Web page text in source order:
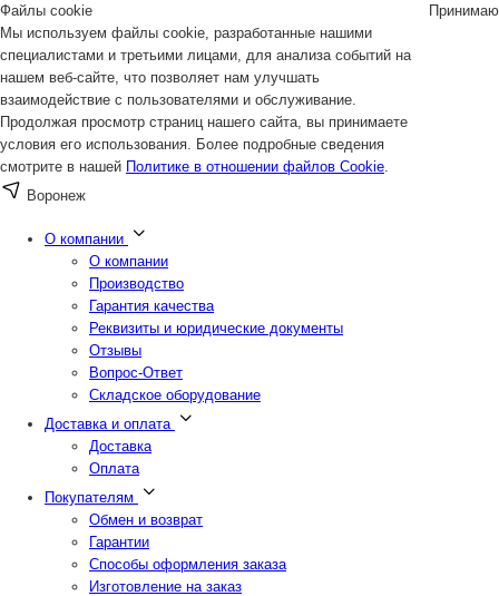
Файлы cookie
Мы используем файлы cookie, разработанные нашими
специалистами и третьими лицами, для анализа событий на
нашем веб-сайте, что позволяет нам улучшать
взаимодействие с пользователями и обслуживание.
Продолжая просмотр страниц нашего сайта, вы принимаете
условия его использования. Более подробные сведения
смотрите в нашей Политике в отношении файлов Cookie.
Принимаю
Воронеж
О компании
О компании
Производство
Гарантия качества
Реквизиты и юридические документы
Отзывы
Вопрос-Ответ
Складское оборудование
Доставка и оплата
Доставка
Оплата
Покупателям
Обмен и возврат
Гарантии
Способы оформления заказа
Изготовление на заказ